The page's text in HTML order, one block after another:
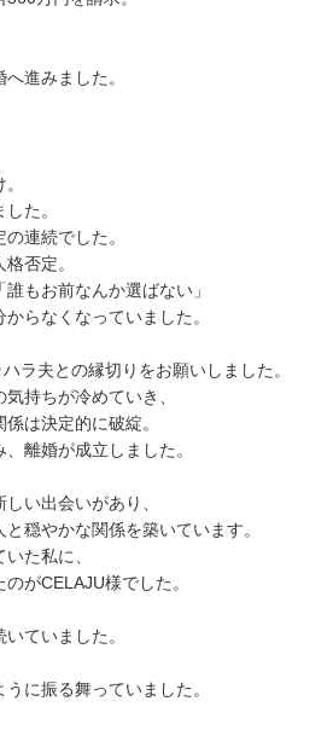
進みました。
た。
連続でした。
否定。
もお前なんか選ばない」
らなくなっていました。
ラ夫との縁切りをお願いしました。
持ちが冷めていき、
は決定的に破綻。
離婚が成立しました。
い出会いがあり、
穏やかな関係を築いています。
た私に、
がCELAJU様でした。
ていました。
に振る舞っていました。